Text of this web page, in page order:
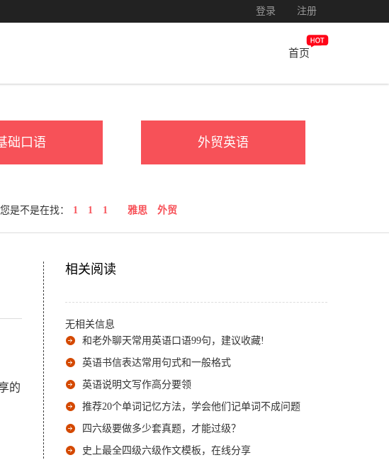
登录 注册
首页
础口语 外贸英语
您是不是在找： 1 1 1 雅思 外贸
的
相关阅读
无相关信息
和老外聊天常用英语口语99句，建议收藏!
英语书信表达常用句式和一般格式
英语说明文写作高分要领
推荐20个单词记忆方法，学会他们记单词不成问题
四六级要做多少套真题，才能过级？
史上最全四级六级作文模板，在线分享